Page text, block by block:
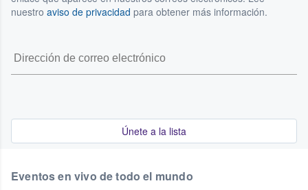
nuestro aviso de privacidad para obtener más información.
Únete a la lista
Eventos en vivo de todo el mundo